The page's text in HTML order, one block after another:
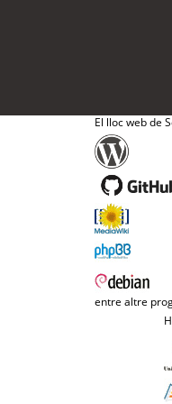
El lloc web de
entre altre